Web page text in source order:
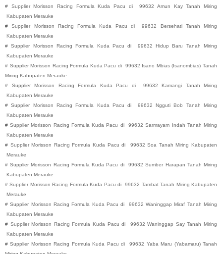
#
Supplier Morisson Racing Formula Kuda Pacu di 99632 Amun Kay
Tanah Miring
Kabupaten Merauke
#
Supplier Morisson Racing Formula Kuda Pacu di 99632 Bersehati
Tanah Miring
Kabupaten Merauke
# Supplier Morisson Racing Formula Kuda Pacu di 99632 Hidup Baru
Tanah Miring
Kabupaten Merauke
# Supplier Morisson Racing Formula Kuda Pacu di 99632 Isano Mbias (Isanombias) Tanah
Miring Kabupaten Merauke
#
Supplier Morisson Racing Formula Kuda Pacu di 99632 Kamangi
Tanah Miring
Kabupaten Merauke
# Supplier Morisson Racing Formula Kuda Pacu di 99632 Ngguti Bob
Tanah Miring
Kabupaten Merauke
# Supplier Morisson Racing Formula Kuda Pacu di 99632 Sarmayam Indah Tanah Miring
Kabupaten Merauke
# Supplier Morisson Racing Formula Kuda Pacu di 99632 Soa Tanah Miring Kabupaten
Merauke
# Supplier Morisson Racing Formula Kuda Pacu di 99632 Sumber Harapan Tanah Miring
Kabupaten Merauke
# Supplier Morisson Racing Formula Kuda Pacu di 99632 Tambat Tanah Miring Kabupaten
Merauke
# Supplier Morisson Racing Formula Kuda Pacu di 99632 Waninggap Miraf Tanah Miring
Kabupaten Merauke
# Supplier Morisson Racing Formula Kuda Pacu di 99632 Waninggap Say Tanah Miring
Kabupaten Merauke
# Supplier Morisson Racing Formula Kuda Pacu di 99632 Yaba Maru (Yabamaru) Tanah